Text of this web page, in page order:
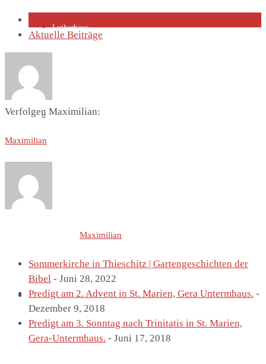
Lutherhaus
Partnergemeinde
Predigten
St. Marien
Aktuelle Beiträge
Verfolgen Maximilian:
Maximilian
Maximilian
Sommerkirche in Thieschitz | Gartengeschichten der
Bibel - Juni 28, 2022
Predigt am 2. Advent in St. Marien, Gera Untermhaus. -
Dezember 9, 2018
Predigt am 3. Sonntag nach Trinitatis in St. Marien,
Gera-Untermhaus. - Juni 17, 2018